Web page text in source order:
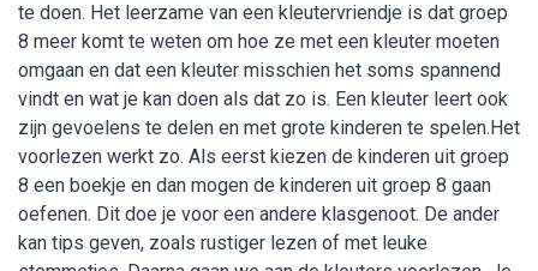
te doen. Het leerzame van een kleutervriendje is dat groep
8 meer komt te weten om hoe ze met een kleuter moeten
omgaan en dat een kleuter misschien het soms spannend
vindt en wat je kan doen als dat zo is. Een kleuter leert ook
zijn gevoelens te delen en met grote kinderen te spelen.Het
voorlezen werkt zo. Als eerst kiezen de kinderen uit groep
8 een boekje en dan mogen de kinderen uit groep 8 gaan
oefenen. Dit doe je voor een andere klasgenoot. De ander
kan tips geven, zoals rustiger lezen of met leuke